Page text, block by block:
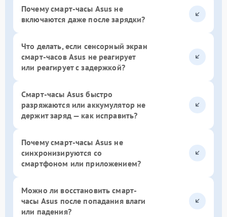
Почему смарт-часы Asus не
включаются даже после зарядки?
Что делать, если сенсорный экран
смарт-часов Asus не реагирует
или реагирует с задержкой?
Смарт-часы Asus быстро
разряжаются или аккумулятор не
держит заряд — как исправить?
Почему смарт-часы Asus не
синхронизируются со
смартфоном или приложением?
Можно ли восстановить смарт-
часы Asus после попадания влаги
или падения?